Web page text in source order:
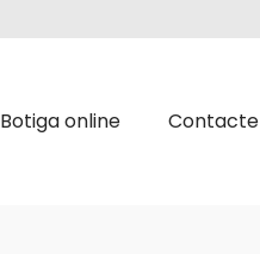
Botiga online Contacte